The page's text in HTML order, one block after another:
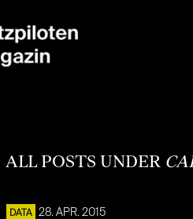
ALL POSTS UNDER
DATA 28. APR. 2015